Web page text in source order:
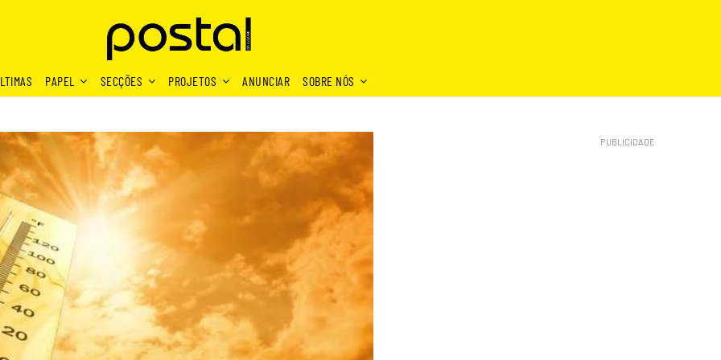
PAPEL SECÇÕES PROJETOS ANUNCIAR SOBRE NÓS